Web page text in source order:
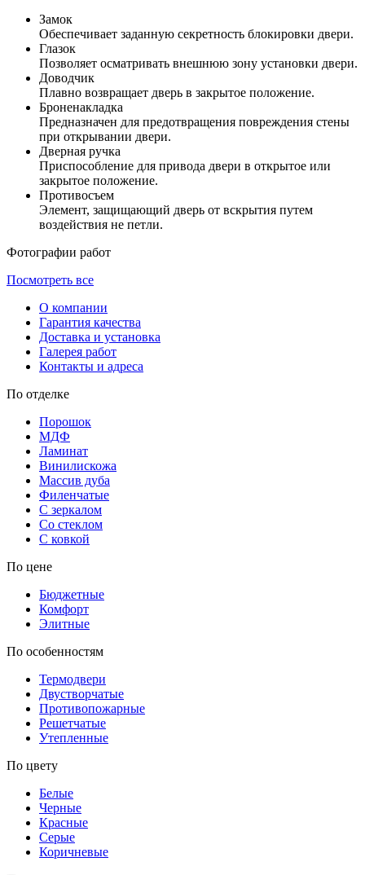
Замок
Обеспечивает заданную секретность блокировки двери.
Глазок
Позволяет осматривать внешнюю зону установки двери.
Доводчик
Плавно возвращает дверь в закрытое положение.
Броненакладка
Предназначен для предотвращения повреждения стены
при открывании двери.
Дверная ручка
Приспособление для привода двери в открытое или
закрытое положение.
Противосъем
Элемент, защищающий дверь от вскрытия путем
воздействия не петли.
Фотографии работ
Посмотреть все
О компании
Гарантия качества
Доставка и установка
Галерея работ
Контакты и адреса
По отделке
Порошок
МДФ
Ламинат
Винилискожа
Массив дуба
Филенчатые
С зеркалом
Со стеклом
С ковкой
По цене
Бюджетные
Комфорт
Элитные
По особенностям
Термодвери
Двустворчатые
Противопожарные
Решетчатые
Утепленные
По цвету
Белые
Черные
Красные
Серые
Коричневые